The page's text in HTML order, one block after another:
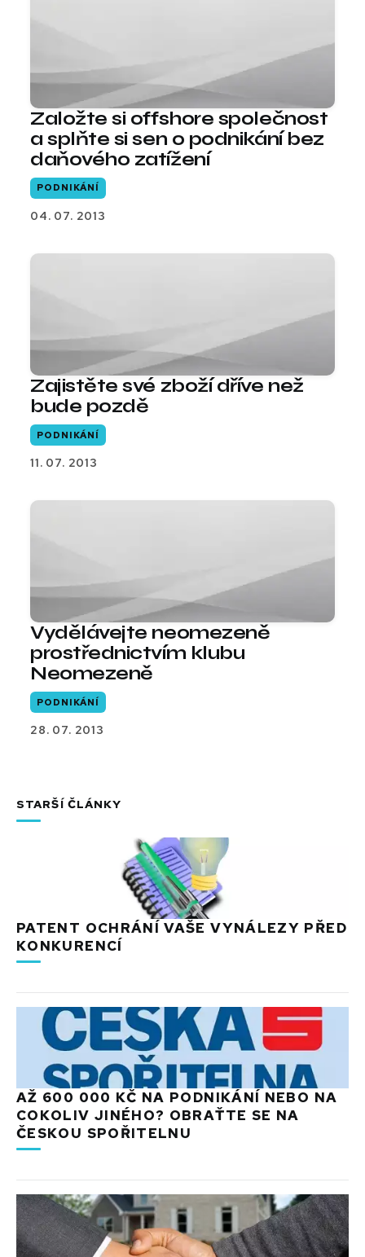
Založte si offshore společnost
a splňte si sen o podnikání bez
daňového zatížení
PODNIKÁNÍ
04. 07. 2013
Zajistěte své zboží dříve než
bude pozdě
PODNIKÁNÍ
11. 07. 2013
Vydělávejte neomezeně
prostřednictvím klubu
Neomezeně
PODNIKÁNÍ
28. 07. 2013
STARŠÍ ČLÁNKY
PATENT OCHRÁNÍ VAŠE VYNÁLEZY PŘED
KONKURENCÍ
AŽ 600 000 KČ NA PODNIKÁNÍ NEBO NA
COKOLIV JINÉHO? OBRAŤTE SE NA
ČESKOU SPOŘITELNU